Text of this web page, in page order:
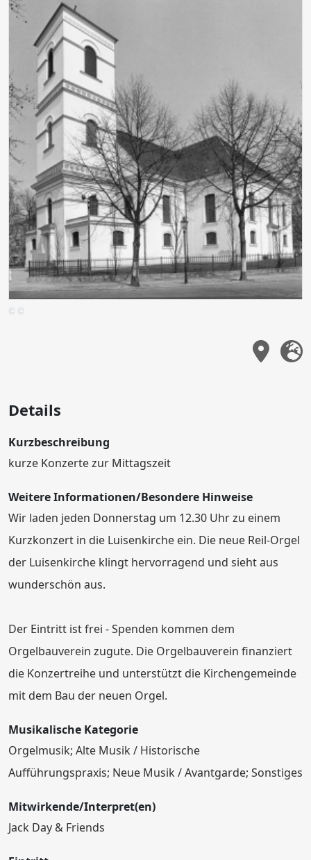
© ©
Details
Kurzbeschreibung
kurze Konzerte zur Mittagszeit
Weitere Informationen/Besondere Hinweise
Wir laden jeden Donnerstag um 12.30 Uhr zu einem
Kurzkonzert in die Luisenkirche ein. Die neue Reil-Orgel
der Luisenkirche klingt hervorragend und sieht aus
wunderschön aus.
Der Eintritt ist frei - Spenden kommen dem
Orgelbauverein zugute. Die Orgelbauverein finanziert
die Konzertreihe und unterstützt die Kirchengemeinde
mit dem Bau der neuen Orgel.
Musikalische Kategorie
Orgelmusik; Alte Musik / Historische
Aufführungspraxis; Neue Musik / Avantgarde; Sonstiges
Mitwirkende/Interpret(en)
Jack Day & Friends